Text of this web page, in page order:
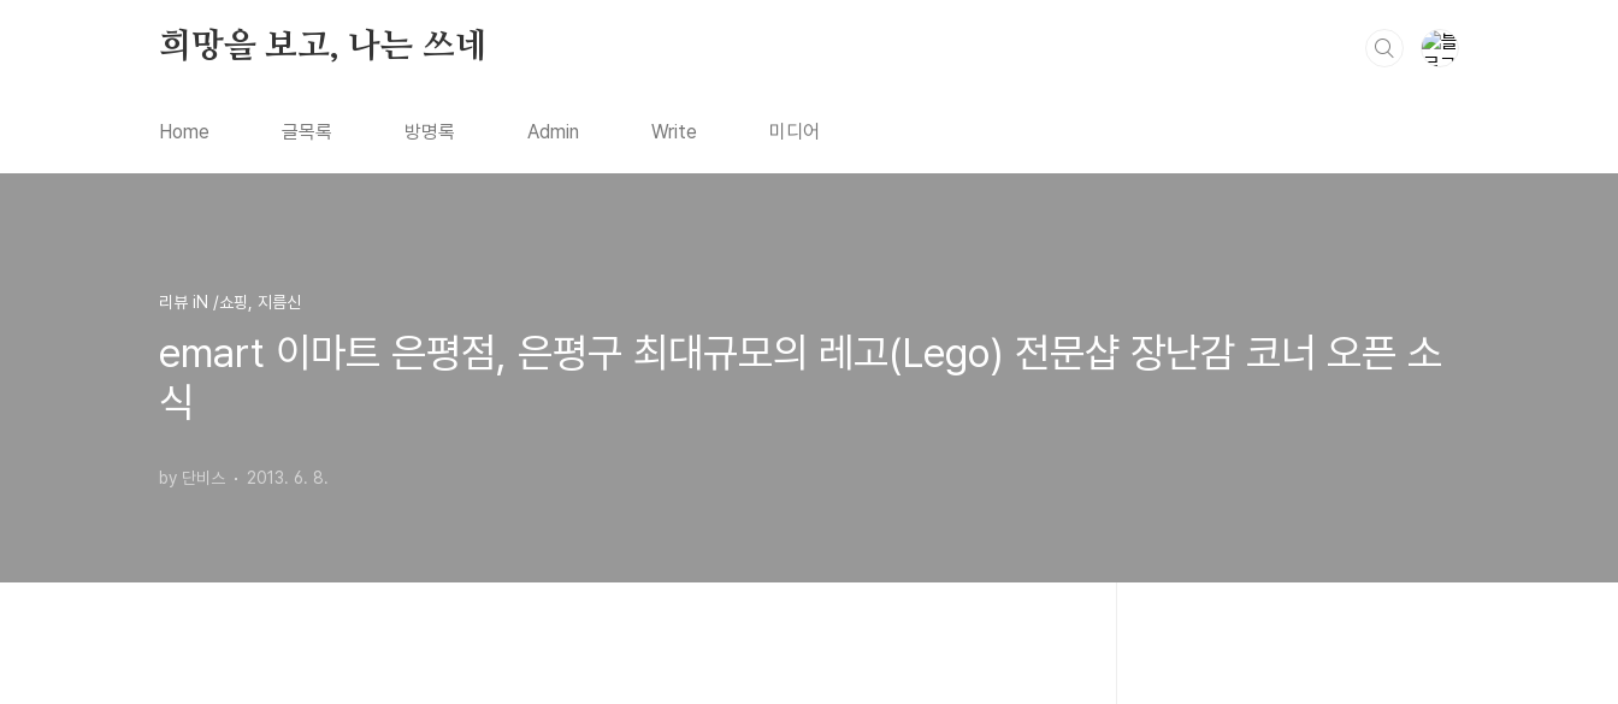
희망을 보고, 나는 쓰네
Home 글목록 방명록 Admin Write 미디어
리뷰 iN /쇼핑, 지름신
emart 이마트 은평점, 은평구 최대규모의 레고(Lego) 전문샵 장난감 코너 오픈 소
식
by 단비스 2013. 6. 8.